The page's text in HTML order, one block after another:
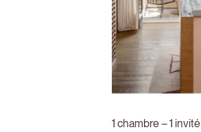
1 chambre – 1 invité